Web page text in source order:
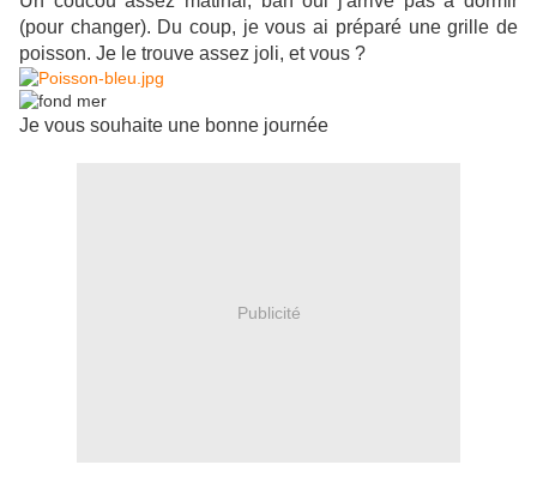
(pour changer). Du coup, je vous ai préparé une grille de
poisson. Je le trouve assez joli, et vous ?
Je vous souhaite une bonne journée
Publicité